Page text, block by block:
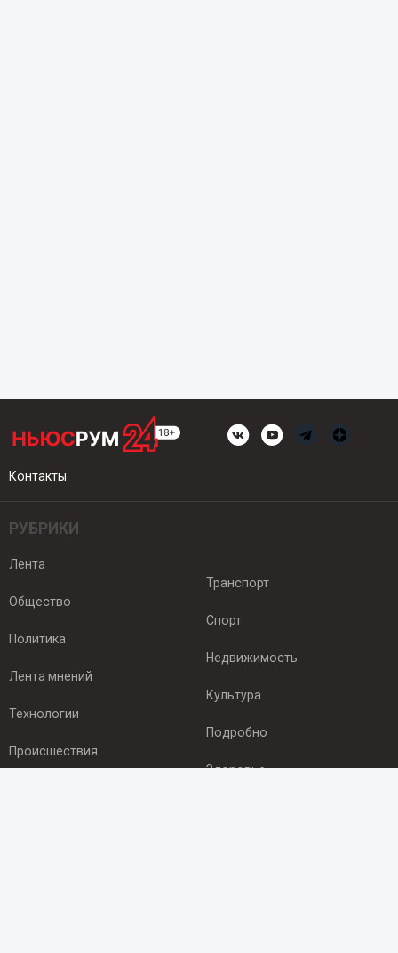
Контакты
РУБРИКИ
Лента
Общество
Политика
Лента мнений
Технологии
Происшествия
Транспорт
Спорт
Недвижимость
Культура
Подробно
Здоровье